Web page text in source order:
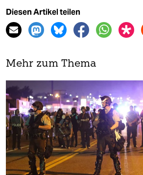
Diesen Artikel teilen
Mehr zum Thema